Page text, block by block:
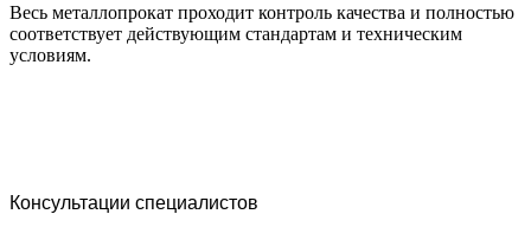
Весь металлопрокат проходит контроль качества и полностью
соответствует действующим стандартам и техническим
условиям.
Консультации специалистов